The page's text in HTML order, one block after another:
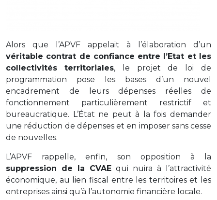
Alors que l’APVF appelait à l’élaboration d’un
véritable contrat de confiance entre l’Etat et les
collectivités territoriales, le projet de loi de
programmation pose les bases d’un nouvel
encadrement de leurs dépenses réelles de
fonctionnement particulièrement restrictif et
bureaucratique. L’État ne peut à la fois demander
une réduction de dépenses et en imposer sans cesse
de nouvelles.
L’APVF rappelle, enfin, son opposition à la
suppression de la CVAE qui nuira à l’attractivité
économique, au lien fiscal entre les territoires et les
entreprises ainsi qu’à l’autonomie financière locale.